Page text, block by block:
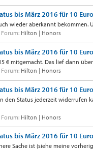
bis März 2016 für 10 Euro
wieder aberkannt
Hilton | Honors
bis März 2016 für 10 Euro
€ mitgemacht. Das lief dann
Hilton | Honors
bis März 2016 für 10 Euro
den Status jederzeit widerrufen
Hilton | Honors
bis März 2016 für 10 Euro
Sache ist (siehe meine